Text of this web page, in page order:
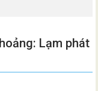
Lạm phát